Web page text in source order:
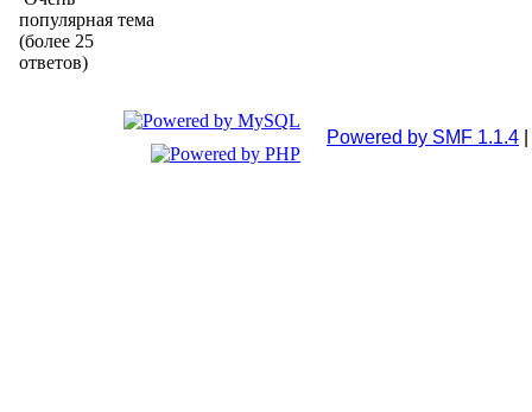
популярная тема
(более 25
ответов)
Powered by SMF 1.1.4